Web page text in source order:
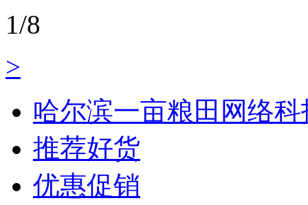
1/8
>
哈尔滨一亩粮田网络
推荐好货
优惠促销